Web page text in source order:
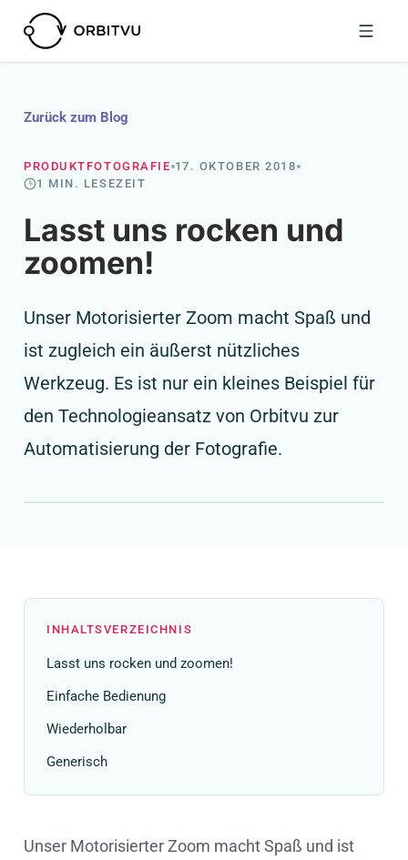
Zurück zum Blog
PRODUKTFOTOGRAFIE 17. OKTOBER 2018
1 MIN. LESEZEIT
Lasst uns rocken und
zoomen!
Unser Motorisierter Zoom macht Spaß und
ist zugleich ein äußerst nützliches
Werkzeug. Es ist nur ein kleines Beispiel für
den Technologieansatz von Orbitvu zur
Automatisierung der Fotografie.
INHALTSVERZEICHNIS
Lasst uns rocken und zoomen!
Einfache Bedienung
Wiederholbar
Generisch
Unser Motorisierter Zoom macht Spaß und ist